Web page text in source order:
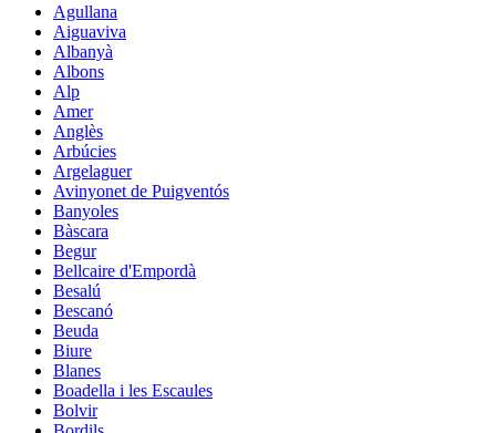
Agullana
Aiguaviva
Albanyà
Albons
Alp
Amer
Anglès
Arbúcies
Argelaguer
Avinyonet de Puigventós
Banyoles
Bàscara
Begur
Bellcaire d'Empordà
Besalú
Bescanó
Beuda
Biure
Blanes
Boadella i les Escaules
Bolvir